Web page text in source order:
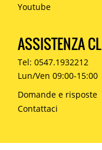
Youtube
ASSISTENZA
Tel: 0547.1932212
Lun/Ven 09:00-15:00
Domande e risposte
Contattaci